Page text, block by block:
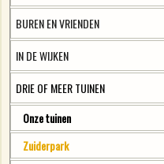
BUREN EN VRIENDEN
IN DE WIJKEN
DRIE OF MEER TUINEN
Onze tuinen
Zuiderpark